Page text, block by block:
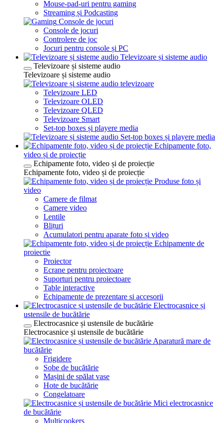
Mouse-pad-uri pentru gaming
Streaming și Podcasting
Console de jocuri
Console de jocuri
Controlere de joc
Jocuri pentru console și PC
Televizoare și sisteme audio
Televizoare și sisteme audio
Televizoare și sisteme audio
televizoare
Televizoare LED
Televizoare OLED
Televizoare QLED
Televizoare Smart
Set-top boxes și playere media
Set-top boxes și playere media
Echipamente foto,
video și de proiecție
Echipamente foto, video și de proiecție
Echipamente foto, video și de proiecție
Produse foto și
video
Camere de filmat
Camere video
Lentile
Blițuri
Acumulatori pentru aparate foto și video
Echipamente de
proiectie
Proiector
Ecrane pentru proiectoare
Suporturi pentru proiectoare
Table interactive
Echipamente de prezentare si accesorii
Electrocasnice și
ustensile de bucătărie
Electrocasnice și ustensile de bucătărie
Electrocasnice și ustensile de bucătărie
Aparatură mare de
bucătărie
Frigidere
Sobe de bucătărie
Mașini de spălat vase
Hote de bucătărie
Congelatoare
Mici electrocasnice
de bucătărie
Multicookers